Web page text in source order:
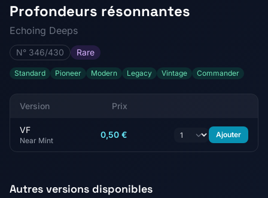
Profondeurs résonnantes
Echoing Deeps
N° 346/430 Rare
Standard Pioneer Modern Legacy Vintage Commander
Version Prix
VF
Near Mint
0,50 € Ajouter
Autres versions disponibles